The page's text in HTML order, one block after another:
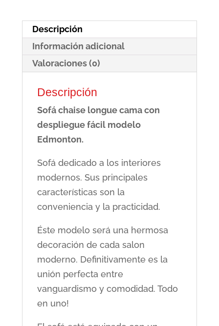
Descripción
Información adicional
Valoraciones (0)
Descripción
Sofá chaise longue cama con
despliegue fácil modelo
Edmonton.
Sofá dedicado a los interiores
modernos. Sus principales
características son la
conveniencia y la practicidad.
Éste modelo será una hermosa
decoración de cada salon
moderno. Definitivamente es la
unión perfecta entre
vanguardismo y comodidad. Todo
en uno!